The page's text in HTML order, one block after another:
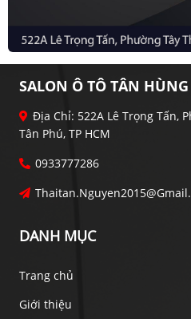
SALON Ô TÔ TÂN
Địa Chỉ: 522A Lê Trọng Tấn,
Tân Phú, TP HCM
0933777286
DANH MỤC
Trang chủ
Giới thiệu